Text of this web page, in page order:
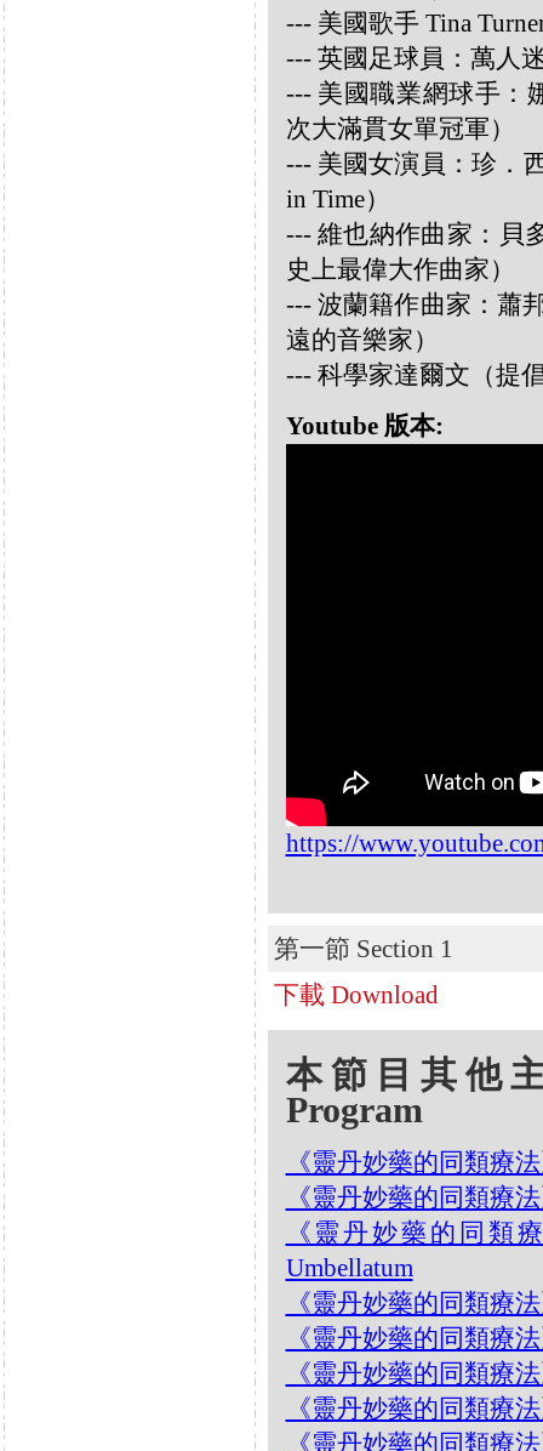
--- 美國歌手 Tina
--- 英國足球員：萬人
--- 美國職業網球手：
次大滿貫女單冠軍）
--- 美國女演員：珍．
in Time）
--- 維也納作曲家：貝
史上最偉大作曲家）
--- 波蘭籍作曲家：蕭
遠的音樂家）
--- 科學家達爾文（提
Youtube 版本:
https://
第一節 Section 1
下載 Download
本節目其他
Program
《靈丹妙藥的同類療
《靈丹妙藥的同類療
《靈丹妙藥的同類
Umbellatum
《靈丹妙藥的同類療
《靈丹妙藥的同類療
《靈丹妙藥的同類療
《靈丹妙藥的同類療
《靈丹妙藥的同類療